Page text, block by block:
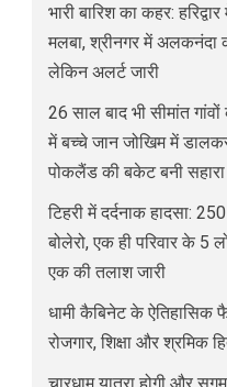
भारी बारिश का कहर:
मलबा, श्रीनगर में
लेकिन अलर्ट जारी
26 साल बाद भी सीमांत
में बच्चे जान जोखिम में
पोकलैंड की बकेट बनी सहारा
टिहरी में दर्दनाक हादसा:
बोलेरो, एक ही परिवार के 5
एक की तलाश जारी
धामी कैबिनेट के
रोजगार, शिक्षा और श्रमिक
चारधाम यात्रा होगी और